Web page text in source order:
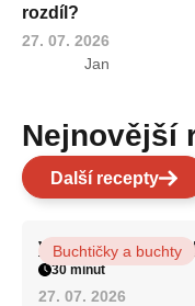
rozdíl?
27. 07. 2026
Jan
Další recepty
Vláčná olejová
Buchtičky a buchty
30 minut
27. 07. 2026